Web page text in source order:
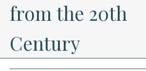
from the 20th
Century